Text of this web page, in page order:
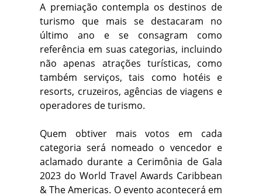
A premiação contempla os destinos de
turismo que mais se destacaram no
último ano e se consagram como
referência em suas categorias, incluindo
não apenas atrações turísticas, como
também serviços, tais como hotéis e
resorts, cruzeiros, agências de viagens e
operadores de turismo.
Quem obtiver mais votos em cada
categoria será nomeado o vencedor e
aclamado durante a Cerimônia de Gala
2023 do World Travel Awards Caribbean
& The Americas. O evento acontecerá em